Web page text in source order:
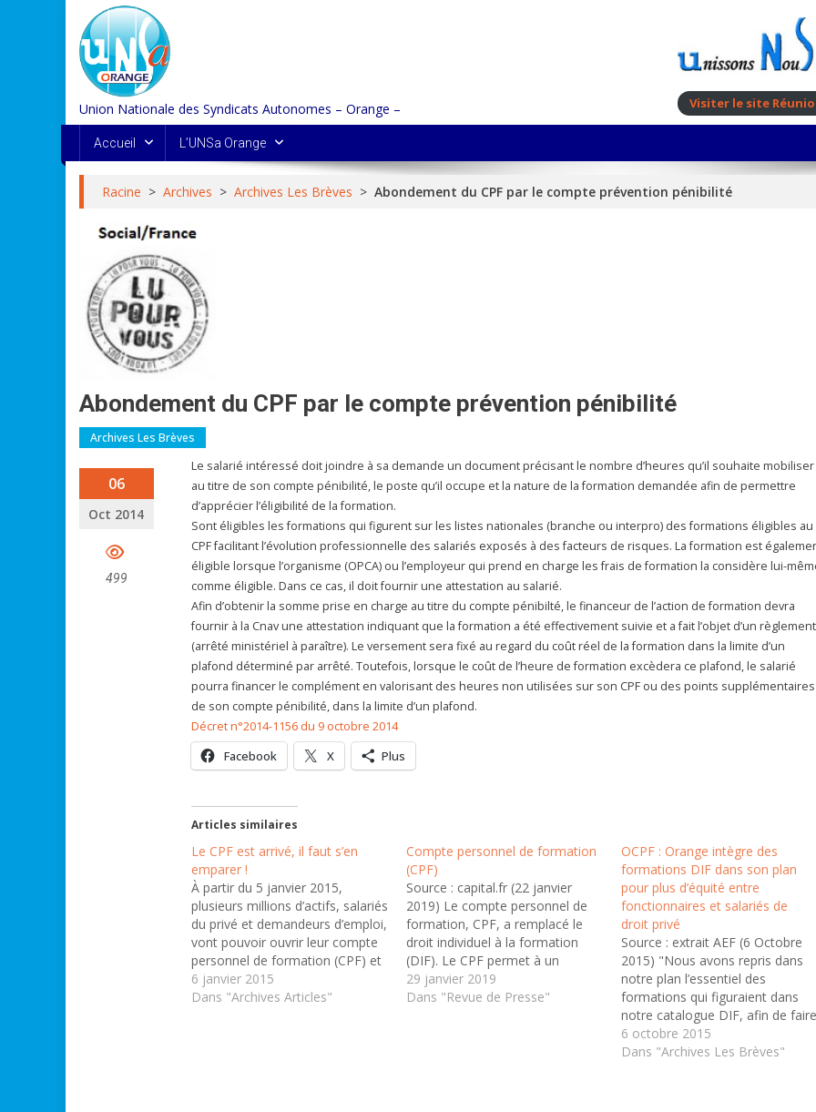
content
Union Nationale des Syndicats Autonomes – Orange – Visiter le site
Accueil L’UNSa Orange
Racine > Archives > Archives Les Brèves > Abondement du CPF par le compte prévention pénibilité
Abondement du CPF par le compte prévention pénibilité
Archives Les Brèves
06
Oct 2014
499
Le salarié intéressé doit joindre à sa demande un document précisant le nombre d’heures qu’il souhaite mobiliser
au titre de son compte pénibilité, le poste qu’il occupe et la nature de la formation demandée afin de permettre
d’apprécier l’éligibilité de la formation.
Sont éligibles les formations qui figurent sur les listes nationales (branche ou interpro) des formations éligibles au
CPF facilitant l’évolution professionnelle des salariés exposés à des facteurs de risques. La formation est
éligible lorsque l’organisme (OPCA) ou l’employeur qui prend en charge les frais de formation la considère lui-
comme éligible. Dans ce cas, il doit fournir une attestation au salarié.
Afin d’obtenir la somme prise en charge au titre du compte pénibilté, le financeur de l’action de formation devra
fournir à la Cnav une attestation indiquant que la formation a été effectivement suivie et a fait l’objet d’un règlement
(arrêté ministériel à paraître). Le versement sera fixé au regard du coût réel de la formation dans la limite d’un
plafond déterminé par arrêté. Toutefois, lorsque le coût de l’heure de formation excèdera ce plafond, le salarié
pourra financer le complément en valorisant des heures non utilisées sur son CPF ou des points supplémentaires
de son compte pénibilité, dans la limite d’un plafond.
Décret n°2014-1156 du 9 octobre 2014
Facebook X Plus
Articles similaires
Le CPF est arrivé, il faut s’en
emparer !
À partir du 5 janvier 2015,
plusieurs millions d’actifs, salariés
du privé et demandeurs d’emploi,
vont pouvoir ouvrir leur compte
personnel de formation (CPF) et
y inscrire leurs crédits d’heures
du DIF
6 janvier 2015
Dans "Archives Articles"
Compte personnel de formation
(CPF)
Source : capital.fr (22 janvier
2019) Le compte personnel de
formation, CPF, a remplacé le
droit individuel à la formation
(DIF). Le CPF permet à un
salarié, tout au long de sa vie
active, de suivre une formation
29 janvier 2019
Dans "Revue de Presse"
OCPF : Orange intègre des
formations DIF dans son plan
pour plus d’équité entre
fonctionnaires et salariés de
droit privé
Source : extrait AEF (6 Octobre
2015) "Nous avons repris dans
notre plan l’essentiel des
formations qui figuraient dans
notre catalogue DIF, afin de
converger l’offre accessible aux
salariés sous statut privé et celle
6 octobre 2015
Dans "Archives Les Brèves"